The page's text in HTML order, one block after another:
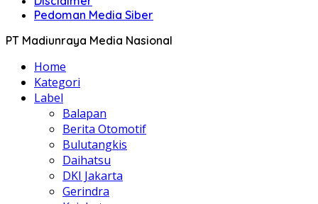
Pedoman Media Siber
PT Madiunraya Media Nasional
Home
Kategori
Label
Balapan
Berita Otomotif
Bulutangkis
Daihatsu
DKI Jakarta
Gerindra